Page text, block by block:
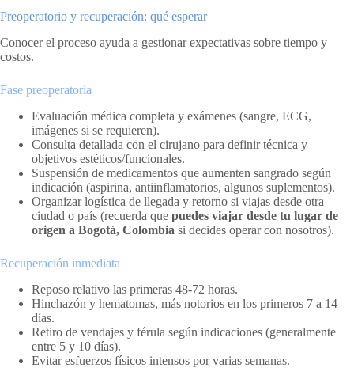
Preoperatorio y recuperación: qué esperar
Conocer el proceso ayuda a gestionar expectativas sobre tiempo y
costos.
Fase preoperatoria
Evaluación médica completa y exámenes (sangre, ECG,
imágenes si se requieren).
Consulta detallada con el cirujano para definir técnica y
objetivos estéticos/funcionales.
Suspensión de medicamentos que aumenten sangrado según
indicación (aspirina, antiinflamatorios, algunos suplementos).
Organizar logística de llegada y retorno si viajas desde otra
ciudad o país (recuerda que puedes viajar desde tu lugar de
origen a Bogotá, Colombia si decides operar con nosotros).
Recuperación inmediata
Reposo relativo las primeras 48-72 horas.
Hinchazón y hematomas, más notorios en los primeros 7 a 14
días.
Retiro de vendajes y férula según indicaciones (generalmente
entre 5 y 10 días).
Evitar esfuerzos físicos intensos por varias semanas.